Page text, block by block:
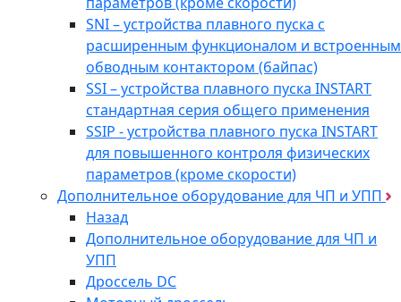
SNI – устройства плавного пуска с
расширенным функционалом и встроенным
обводным контактором (байпас)
SSI – устройства плавного пуска INSTART
стандартная серия общего применения
SSIP - устройства плавного пуска INSTART
для повышенного контроля физических
параметров (кроме скорости)
Дополнительное оборудование для ЧП и УПП
Назад
Дополнительное оборудование для ЧП и
УПП
Дроссель DC